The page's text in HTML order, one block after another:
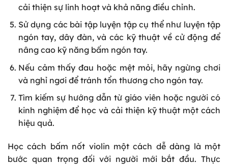
cải thiện sự linh hoạt và khả năng điều chỉnh.
Sử dụng các bài tập luyện tập cụ thể như luyện tập
ngón tay, dây đàn, và các kỹ thuật về cử động để
nâng cao kỹ năng bấm ngón tay.
Nếu cảm thấy đau hoặc mệt mỏi, hãy ngừng chơi
và nghỉ ngơi để tránh tổn thương cho ngón tay.
Tìm kiếm sự hướng dẫn từ giáo viên hoặc người có
kinh nghiệm để học và cải thiện kỹ thuật một cách
hiệu quả.
Học cách bấm nốt violin một cách dễ dàng là một
bước quan trọng đối với người mới bắt đầu. Thực